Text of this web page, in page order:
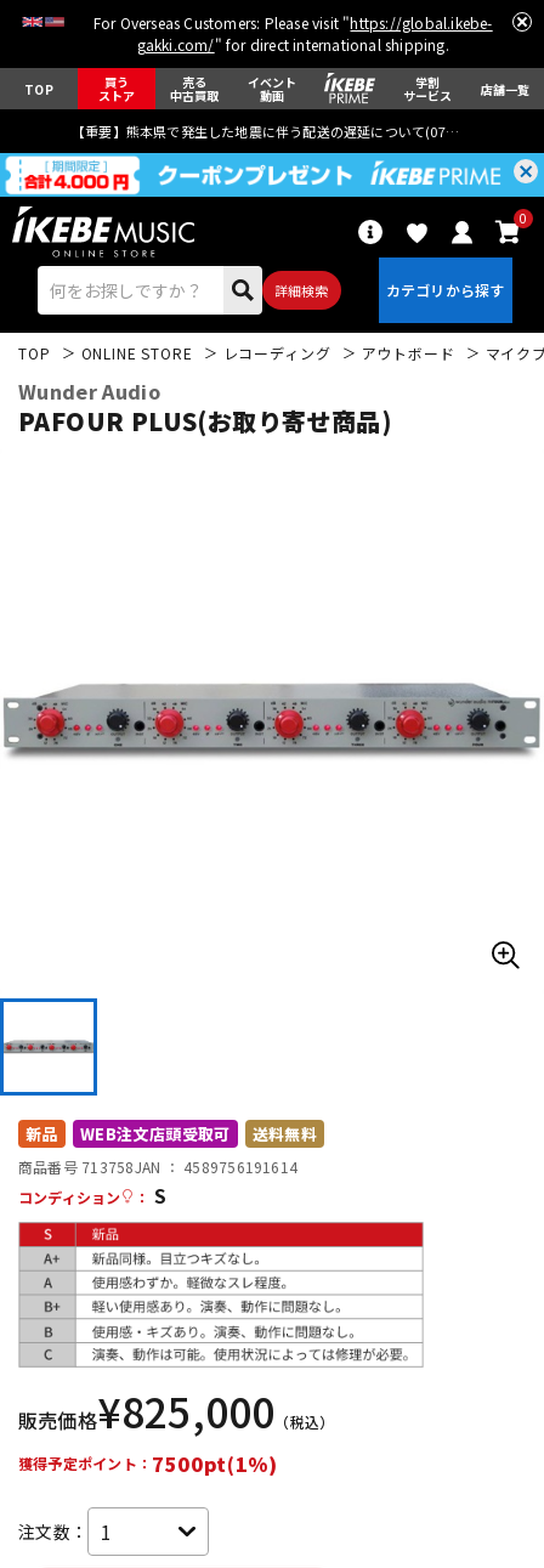
For Overseas Customers: Please visit "https://global.ikebe-
gakki.com/" for direct international shipping.
TOP 買う
ストア
売る
中古買取
イベント
動画
学割
サービス 店舗一覧
【重要】熊本県で発生した地震に伴う配送の遅延について(07月29日
詳細検索
0
キーボード 電子ピアノ
配信/ライブ機器
中古
TOP ONLINE STORE レコーディング アウトボード マイク
Wunder Audio
PAFOUR PLUS(お取り寄せ商品)
新品 WEB注文店頭受取可 送料無料
商品番号 713758JAN ： 4589756191614
コンディション
： S
販売価格¥825,000 （税込）
獲得予定ポイント： 7500pt(1%)
注文数：